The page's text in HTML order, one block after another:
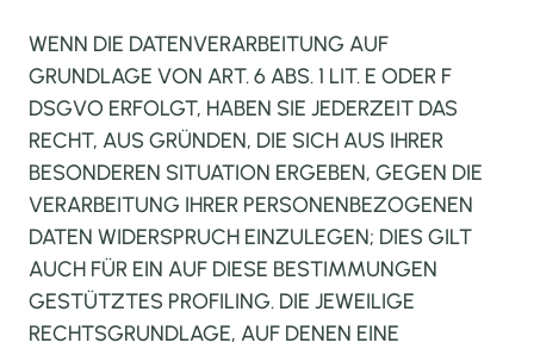
KÜHE
SCHWEINE
BIOGAS
TRANSPORTE
WENN DIE DATENVERARBEITUNG AUF
GRUNDLAGE VON ART. 6 ABS. 1 LIT. E ODER F
DSGVO ERFOLGT, HABEN SIE JEDERZEIT DAS
RECHT, AUS GRÜNDEN, DIE SICH AUS IHRER
BESONDEREN SITUATION ERGEBEN, GEGEN DIE
VERARBEITUNG IHRER PERSONENBEZOGENEN
DATEN WIDERSPRUCH EINZULEGEN; DIES GILT
AUCH FÜR EIN AUF DIESE BESTIMMUNGEN
GESTÜTZTES PROFILING. DIE JEWEILIGE
RECHTSGRUNDLAGE, AUF DENEN EINE